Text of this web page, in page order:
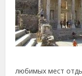
любимых мест